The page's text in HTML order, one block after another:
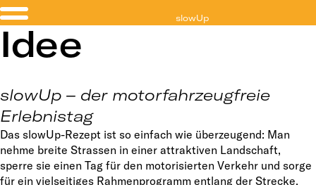
slowUp
Idee
slowUp – der motorfahrzeugfreie
Erlebnistag
Das slowUp-Rezept ist so einfach wie überzeugend: Man
nehme breite Strassen in einer attraktiven Landschaft,
sperre sie einen Tag für den motorisierten Verkehr und sorge
für ein vielseitiges Rahmenprogramm entlang der Strecke.